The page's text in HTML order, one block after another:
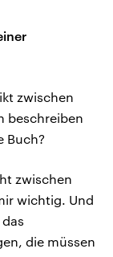
zwischen
beschreiben
Buch?
zwischen
wichtig. Und
die müssen